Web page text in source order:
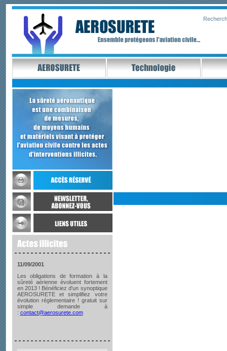
11/09/2001
Les obligations de formation à la
sûreté aérienne évoluent fortement
en 2013 ! Bénéficiez d'un synoptique
AEROSURETE et simplifiez votre
évolution réglementaire ! gratuit sur
simple demande à
: contact@aerosurete.com